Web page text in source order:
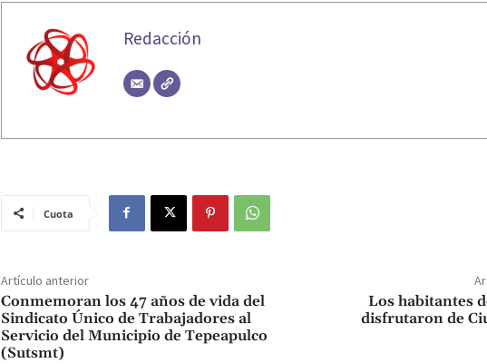
Redacción
Cuota
Artículo anterior
Conmemoran los 47 años de vida del
Sindicato Único de Trabajadores al
Servicio del Municipio de Tepeapulco
(Sutsmt)
Los habitantes
disfrutaron de